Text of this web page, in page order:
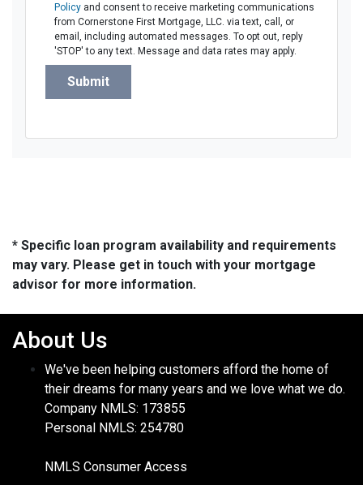
Policy and consent to receive marketing communications
from Cornerstone First Mortgage, LLC. via text, call, or
email, including automated messages. To opt out, reply
'STOP' to any text. Message and data rates may apply.
Submit
* Specific loan program availability and requirements
may vary. Please get in touch with your mortgage
advisor for more information.
About Us
We've been helping customers afford the home of
their dreams for many years and we love what we do.
Company NMLS: 173855
Personal NMLS: 254780
NMLS Consumer Access